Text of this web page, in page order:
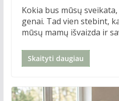
Kokia bus mūsų
genai. Tad vien stebint,
mūsų mamų išvaizda ir
Skaityti daugiau